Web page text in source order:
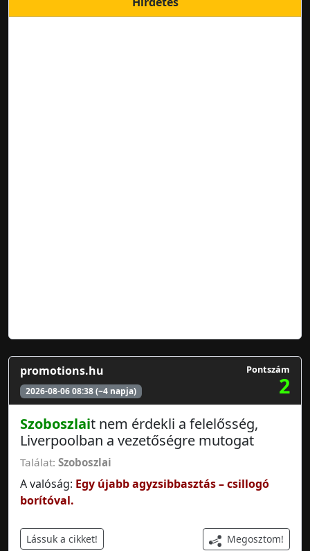
promotions.hu
2026-08-06 08:38 (~4 napja)
Pontszám
2
Szoboszlait nem érdekli a felelősség,
Liverpoolban a vezetőségre mutogat
Találat: Szoboszlai
A valóság: Egy újabb agyzsibbasztás – csillogó
borítóval.
Lássuk a cikket! Megosztom!